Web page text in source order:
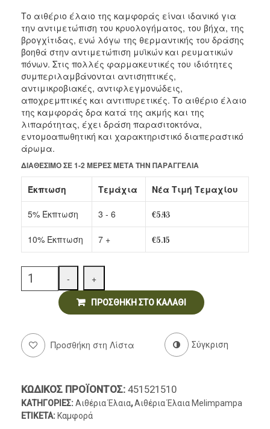
Snacks
Αρτοσκευάσματα
Ντελικατέσεν
Νιφάδες & Σπόροι Δημητριακών
το
Το αιθέριο έλαιο της καμφοράς είναι ιδανικό για
την αντιμετώπιση του κρυολογήματος, του βήχα, της
βρογχίτιδας, ενώ λόγω της θερμαντικής του δράσης
βοηθά στην αντιμετώπιση μυϊκών και ρευματικών
πόνων. Στις πολλές φαρμακευτικές του ιδιότητες
συμπεριλαμβάνονται αντισηπτικές,
αντιμικροβιακές, αντιφλεγμονώδεις,
αποχρεμπτικές και αντιπυρετικές. Το αιθέριο έλαιο
της καμφοράς δρα κατά της ακμής και της
λιπαρότητας, έχει δράση παρασιτοκτόνα,
εντομοαπωθητική και χαρακτηριστικό διαπεραστικό
άρωμα.
ΔΙΑΘΈΣΙΜΟ ΣΕ 1-2 ΜΈΡΕΣ ΜΕΤΆ ΤΗΝ ΠΑΡΑΓΓΕΛΊΑ
Έκπτωση Τεμάχια Νέα Τιμή Τεμαχίου
5% Έκπτωση 3 - 6 €5.43
10% Έκπτωση 7 + €5.15
- +
ΠΡΟΣΘΉΚΗ ΣΤΟ ΚΑΛΆΘΙ
Προσθήκη στη Λίστα Σύγκριση
ΚΩΔΙΚΌΣ ΠΡΟΪΌΝΤΟΣ: 451521510
ΚΑΤΗΓΟΡΊΕΣ:Αιθέρια Έλαια,Αιθέρια Έλαια Melimpampa
ΕΤΙΚΈΤΑ: Καμφορά